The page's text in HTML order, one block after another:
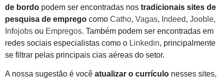
de bordo podem ser encontradas nos tradicionais sites de
pesquisa de emprego como Catho, Vagas, Indeed, Jooble,
Infojobs ou Empregos. Também podem ser encontradas em
redes sociais especialistas como o Linkedin, principalmente
se filtrar pelas principais cias aéreas do setor.
A nossa sugestão é você atualizar o currículo nesses sites,